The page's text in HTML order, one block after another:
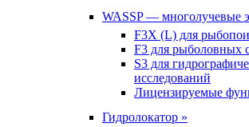
WASSP — многолучевые
F3X (L) для
F3 для рыболовных
S3 для
исследований
Лицензируемые
Гидролокатор »